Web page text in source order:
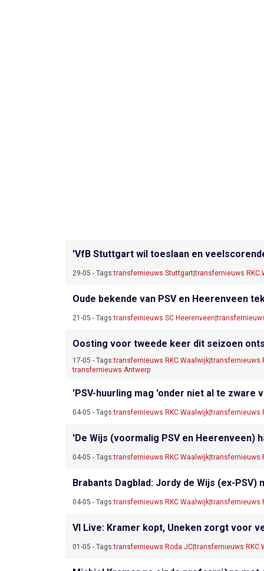
'VfB Stuttgart wil toeslaan en
29-05 - Tags:transfernieuws Stuttgart|transfernieuws RKC
Oude bekende van PSV en Heerenveen
21-05 - Tags:transfernieuws SC Heerenveen |
Oosting voor tweede keer dit seizoen
17-05 - Tags:transfernieuws RKC Waalwijk|transfernieuws
transfernieuws Antwerp
'PSV-huurling mag 'onder niet al te
04-05 - Tags:transfernieuws RKC Waalwijk|transfernieuws
'De Wijs (voormalig PSV en Heerenveen)
04-05 - Tags:transfernieuws RKC Waalwijk|transfernieuws
Brabants Dagblad: Jordy de Wijs (ex-
04-05 - Tags:transfernieuws RKC Waalwijk|transfernieuws
VI Live: Kramer kopt, Uneken zorgt voor
01-05 - Tags:transfernieuws Roda JC|transfernieuws RKC